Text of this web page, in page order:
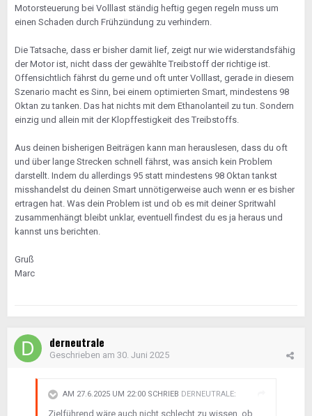
Motorsteuerung bei Volllast ständig heftig gegen regeln muss um
einen Schaden durch Frühzündung zu verhindern.
Die Tatsache, dass er bisher damit lief, zeigt nur wie widerstandsfähig
der Motor ist, nicht dass der gewählte Treibstoff der richtige ist.
Offensichtlich fährst du gerne und oft unter Volllast, gerade in diesem
Szenario macht es Sinn, bei einem optimierten Smart, mindestens 98
Oktan zu tanken. Das hat nichts mit dem Ethanolanteil zu tun. Sondern
einzig und allein mit der Klopffestigkeit des Treibstoffs.
Aus deinen bisherigen Beiträgen kann man herauslesen, dass du oft
und über lange Strecken schnell fährst, was ansich kein Problem
darstellt. Indem du allerdings 95 statt mindestens 98 Oktan tankst
misshandelst du deinen Smart unnötigerweise auch wenn er es bisher
ertragen hat. Was dein Problem ist und ob es mit deiner Spritwahl
zusammenhängt bleibt unklar, eventuell findest du es ja heraus und
kannst uns berichten.
Gruß
Marc
derneutrale
Geschrieben am 30. Juni 2025
AM 27.6.2025 UM 22:00 SCHRIEB DERNEUTRALE:
Zielführend wäre auch nicht schlecht zu wissen, ob